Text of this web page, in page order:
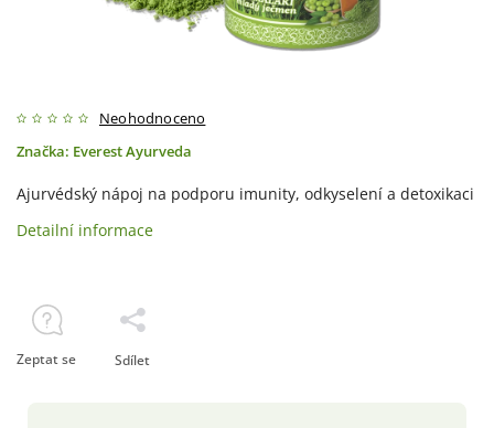
Neohodnoceno
Značka: Everest Ayurveda
Ajurvédský nápoj na podporu imunity, odkyselení a detoxikaci
Detailní informace
Zeptat se Sdílet